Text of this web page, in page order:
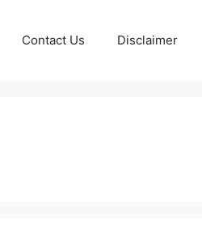
Contact Us Disclaimer